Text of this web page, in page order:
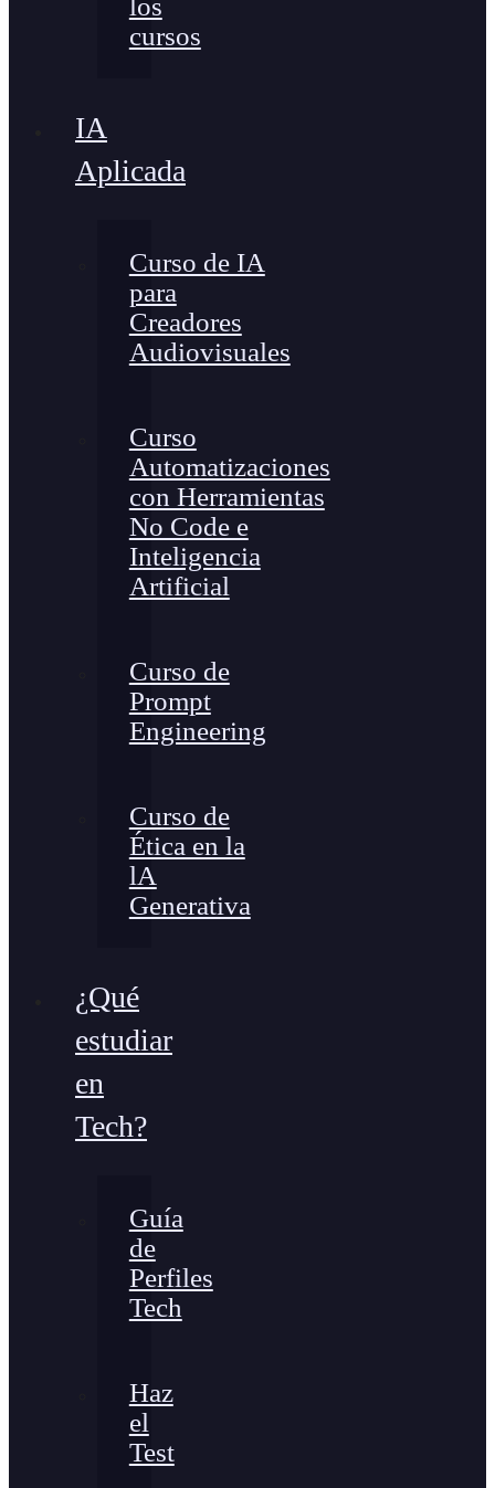
los
cursos
IA
Aplicada
Curso de IA
para
Creadores
Audiovisuales
Curso
Automatizaciones
con Herramientas
No Code e
Inteligencia
Artificial
Curso de
Prompt
Engineering
Curso de
Ética en la
lA
Generativa
¿Qué
estudiar
en
Tech?
Guía
de
Perfiles
Tech
Haz
el
Test